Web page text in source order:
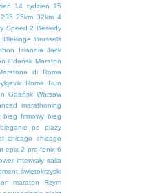
14 tydzień
15
235 25km 32km 4
Speed 2 Beskidy
Blekinge Brussels
Islandia Jack
Gdańsk Maraton
di Roma
Roma
Run
Gdańsk Warsaw
marathoning
bieg firmowy bieg
bieganie po plaży
chicago
chicago
epix 2 pro fenix 6
interwały italia
świętokrzyski
maraton Rzym